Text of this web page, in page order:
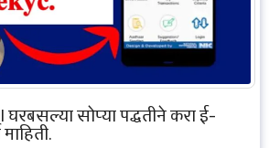
सोप्या पद्धतीने करा ई-